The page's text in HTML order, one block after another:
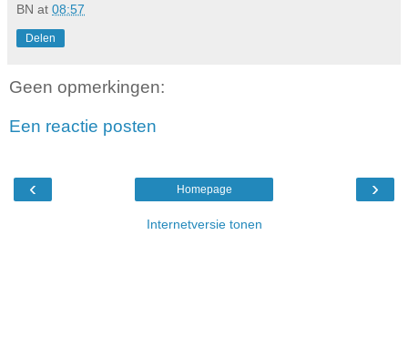
BN at 08:57
Delen
Geen opmerkingen:
Een reactie posten
‹ ›
Homepage
Internetversie tonen